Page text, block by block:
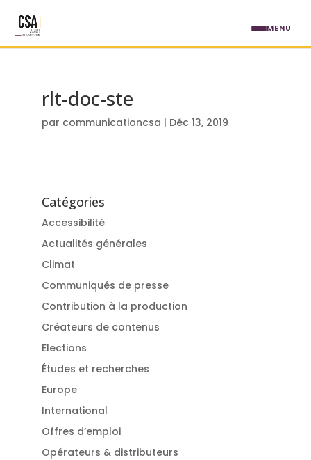
rlt-doc-ste
par communicationcsa | Déc 13, 2019
Catégories
Accessibilité
Actualités générales
Climat
Communiqués de presse
Contribution à la production
Créateurs de contenus
Elections
Études et recherches
Europe
International
Offres d’emploi
Opérateurs & distributeurs
MENU